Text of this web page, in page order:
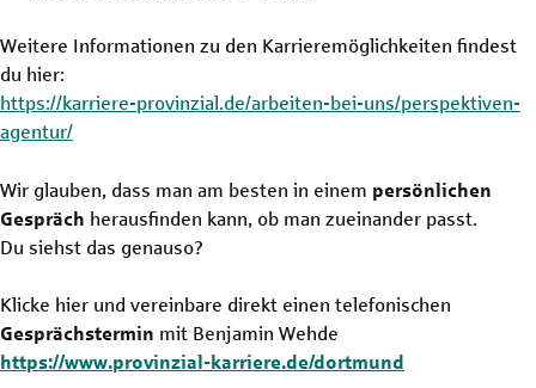
Weitere Informationen zu den Karrieremöglichkeiten findest
du hier:
https://karriere-provinzial.de/arbeiten-bei-uns/perspektiven-
agentur/
Wir glauben, dass man am besten in einem persönlichen
Gespräch herausfinden kann, ob man zueinander passt.
Du siehst das genauso?
Klicke hier und vereinbare direkt einen telefonischen
Gesprächstermin mit Benjamin Wehde
https://www.provinzial-karriere.de/dortmund